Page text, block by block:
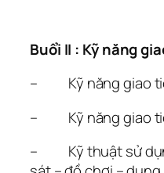
Buổi II : Kỹ năng
– Kỹ năng giao
– Kỹ năng giao
– Kỹ thuật sử